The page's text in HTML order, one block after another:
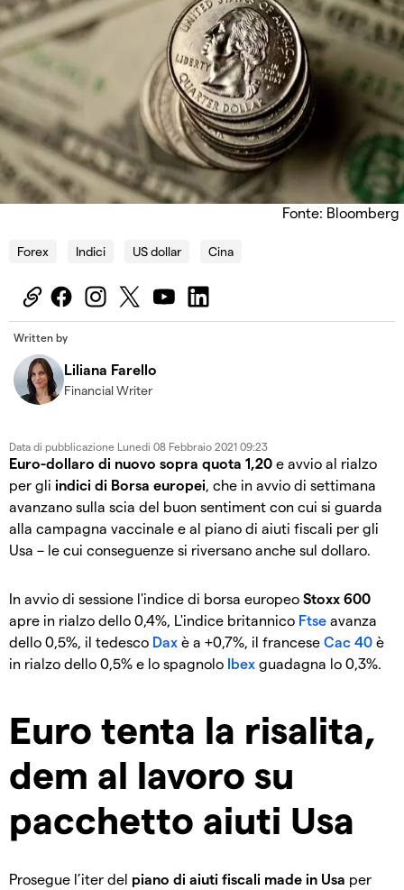
Fonte: Bloomberg
Forex Indici US dollar Cina
Written by
Liliana Farello
Financial Writer
Data di pubblicazione Lunedi 08 Febbraio 2021 09:23
Euro-dollaro di nuovo sopra quota 1,20 e avvio al rialzo
per gli indici di Borsa europei , che in avvio di settimana
avanzano sulla scia del buon sentiment con cui si guarda
alla campagna vaccinale e al piano di aiuti fiscali per gli
Usa – le cui conseguenze si riversano anche sul dollaro.
In avvio di sessione l'indice di borsa europeo Stoxx 600
apre in rialzo dello 0,4%, L'indice britannico Ftse avanza
dello 0,5%, il tedesco Dax è a +0,7%, il francese Cac 40 è
in rialzo dello 0,5% e lo spagnolo Ibex guadagna lo 0,3%.
Euro tenta la risalita,
dem al lavoro su
pacchetto aiuti Usa
Prosegue l’iter del piano di aiuti fiscali made in Usa per